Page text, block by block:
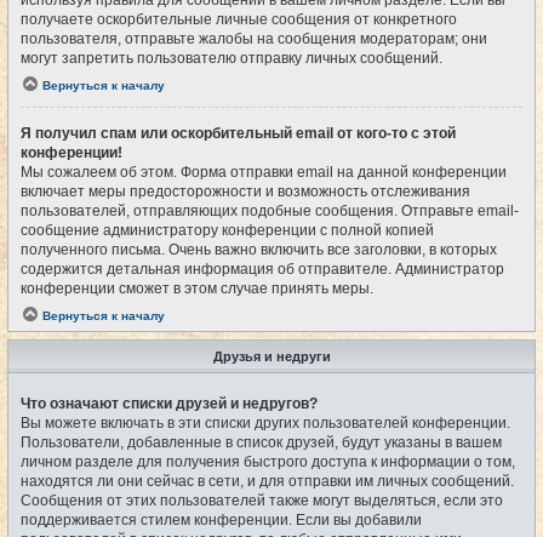
получаете оскорбительные личные сообщения от конкретного
пользователя, отправьте жалобы на сообщения модераторам; они
могут запретить пользователю отправку личных сообщений.
Вернуться к началу
Я получил спам или оскорбительный email от кого-то с этой
конференции!
Мы сожалеем об этом. Форма отправки email на данной конференции
включает меры предосторожности и возможность отслеживания
пользователей, отправляющих подобные сообщения. Отправьте email-
сообщение администратору конференции с полной копией
полученного письма. Очень важно включить все заголовки, в которых
содержится детальная информация об отправителе. Администратор
конференции сможет в этом случае принять меры.
Вернуться к началу
Друзья и недруги
Что означают списки друзей и недругов?
Вы можете включать в эти списки других пользователей конференции.
Пользователи, добавленные в список друзей, будут указаны в вашем
личном разделе для получения быстрого доступа к информации о том,
находятся ли они сейчас в сети, и для отправки им личных сообщений.
Сообщения от этих пользователей также могут выделяться, если это
поддерживается стилем конференции. Если вы добавили